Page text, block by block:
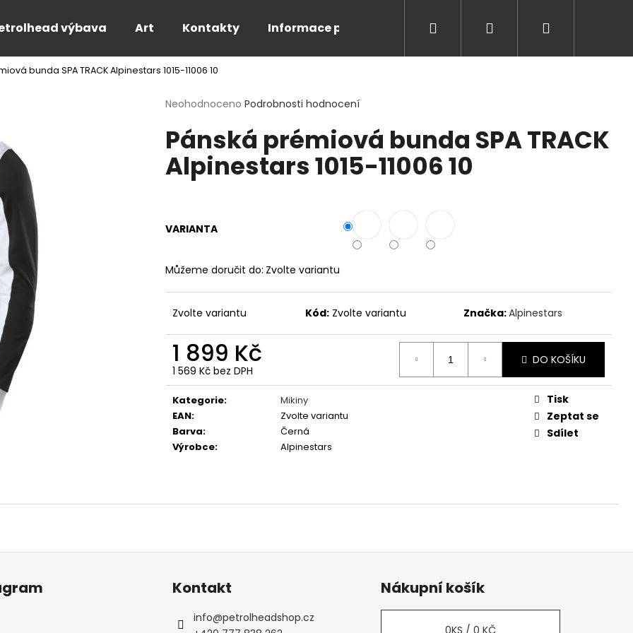
výbava Art Kontakty Informace pro Vás Značky Přihlášení
bunda SPA TRACK Alpinestars 1015-11006 10
Průměrné
produktu
je
0,0
z
Neohodnoceno Podrobnosti hodnocení
Pánská prémiová bunda SPA TRACK
Alpinestars 1015-11006 10
VARIANTA
Můžeme doručit do: Zvolte variantu
Zvolte variantu Kód: Zvolte variantu Značka:Alpinestars
1 899 Kč
1 569 Kč bez DPH
Měrná
cena:
DO KOŠÍKU
Kategorie:
Mikiny
EAN:
Zvolte variantu
Barva:
Černá
Výrobce: Alpinestars
Tisk
Zeptat se
Sdílet
Co potřebujete najít?
HLEDAT
PÁNSKÉ BÍLÉ TRIČKO FOR THE SPEED -
GRAVEL STORM
499 Kč
PÁNSKÉ TRIČKO LUSSO LEGENDS NIKI
LAUDA
350 Kč
Původně:
Kontakt
info@petrolheadshop.cz
Nákupní košík
0KS / 0 KČ